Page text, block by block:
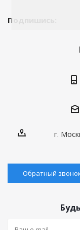
Подпишись:
г.
Обратный